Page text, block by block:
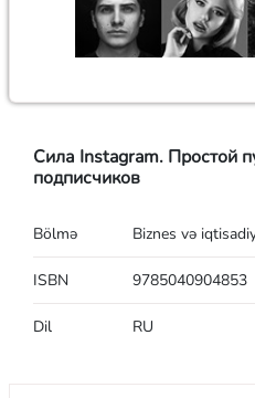
Сила Instagram. Простой
подписчиков
Bölmə Biznes və
ISBN 9785040904853
Dil RU